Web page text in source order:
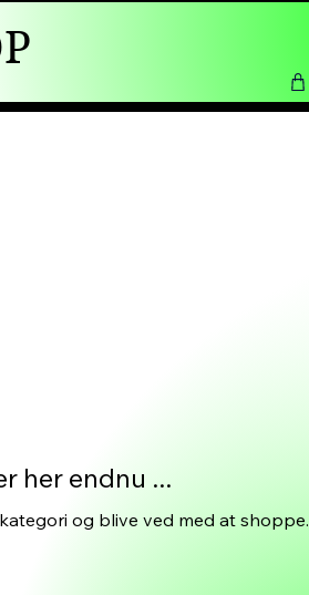
her endnu ...
og blive ved med at shoppe.